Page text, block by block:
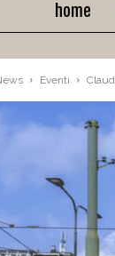
home
Eventi